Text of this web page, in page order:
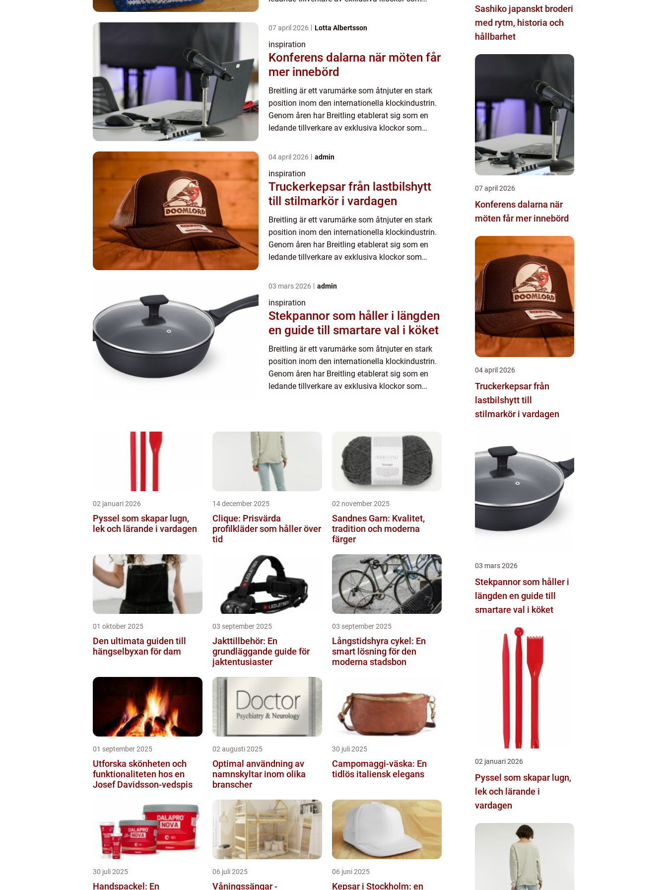
07 april 2026 Lotta Albertsson
inspiration
Konferens dalarna när möten får
mer innebörd
Breitling är ett varumärke som åtnjuter en stark
position inom den internationella klockindustrin.
Genom åren har Breitling etablerat sig som en
ledande tillverkare av exklusiva klockor som
04 april 2026 admin
inspiration
Truckerkepsar från lastbilshytt
till stilmarkör i vardagen
Breitling är ett varumärke som åtnjuter en stark
position inom den internationella klockindustrin.
Genom åren har Breitling etablerat sig som en
ledande tillverkare av exklusiva klockor som
03 mars 2026 admin
inspiration
Stekpannor som håller i längden
en guide till smartare val i köket
Breitling är ett varumärke som åtnjuter en stark
position inom den internationella klockindustrin.
Genom åren har Breitling etablerat sig som en
ledande tillverkare av exklusiva klockor som
02 januari 2026
Pyssel som skapar lugn,
lek och lärande i vardagen
14 december 2025
Clique: Prisvärda
profilkläder som håller över
tid
02 november 2025
Sandnes Garn: Kvalitet,
tradition och moderna
färger
01 oktober 2025
Den ultimata guiden till
hängselbyxan för dam
03 september 2025
Jakttillbehör: En
grundläggande guide för
jaktentusiaster
03 september 2025
Långstidshyra cykel: En
smart lösning för den
moderna stadsbon
01 september 2025
Utforska skönheten och
funktionaliteten hos en
Josef Davidsson-vedspis
02 augusti 2025
Optimal användning av
namnskyltar inom olika
branscher
30 juli 2025
Campomaggi-väska: En
tidlös italiensk elegans
30 juli 2025
Handspackel: En
06 juli 2025
Våningssängar -
06 juni 2025
Kepsar i Stockholm: en
Sashiko japanskt broderi
med rytm, historia och
hållbarhet
07 april 2026
Konferens dalarna när
möten får mer innebörd
04 april 2026
Truckerkepsar från
lastbilshytt till
stilmarkör i vardagen
03 mars 2026
Stekpannor som håller i
längden en guide till
smartare val i köket
02 januari 2026
Pyssel som skapar lugn,
lek och lärande i
vardagen